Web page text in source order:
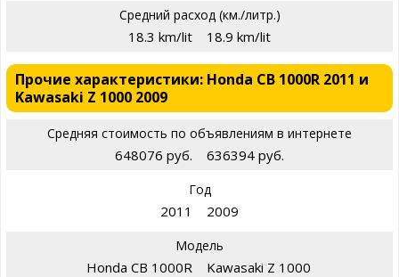
Средний расход (км./литр.)
18.3 km/lit 18.9 km/lit
Прочие характеристики: Honda CB 1000R 2011 и
Kawasaki Z 1000 2009
Средняя стоимость по объявлениям в интернете
648076 руб. 636394 руб.
Год
2011 2009
Модель
Honda CB 1000R Kawasaki Z 1000